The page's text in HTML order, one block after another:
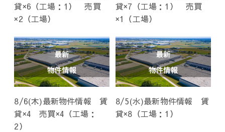
貸×6（工場：1） 売買
×2（工場）
貸×7（工場：1） 売買
×1（工場）
8/6(木)最新物件情報 賃
貸×4 売買×4（工場：
2）
8/5(水)最新物件情報 賃
貸×8（工場：1）